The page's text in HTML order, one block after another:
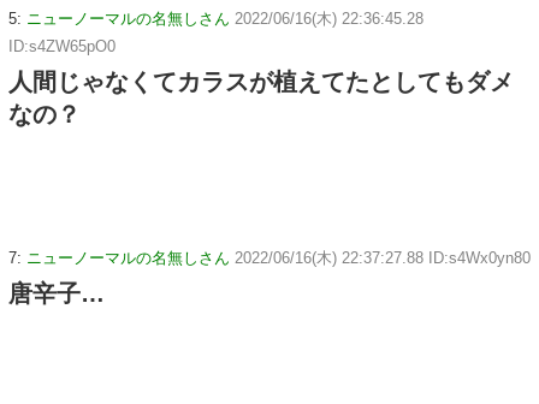
5: ニューノーマルの名無しさん 2022/06/16(木) 22:36:45.28
ID:s4ZW65pO0
人間じゃなくてカラスが植えてたとしてもダメ
なの？
7: ニューノーマルの名無しさん 2022/06/16(木) 22:37:27.88 ID:s4Wx0yn80
唐辛子…